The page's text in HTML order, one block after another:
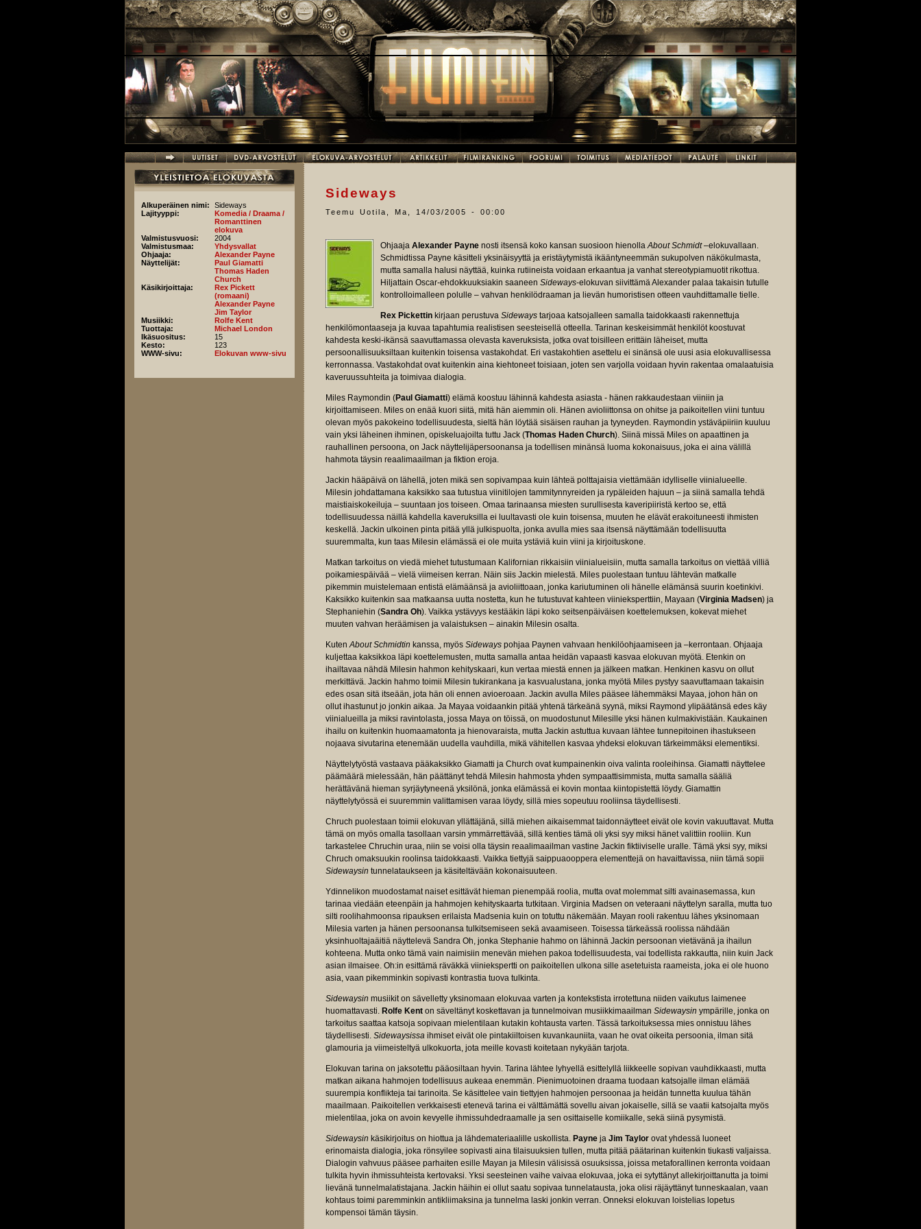
Alkuperäinen nimi:
Sideways
Lajityyppi:
Komedia / Draama /
Romanttinen
elokuva
Valmistusvuosi:
2004
Valmistusmaa:
Yhdysvallat
Ohjaaja:
Alexander Payne
Näyttelijät:
Paul Giamatti
Thomas Haden
Church
Käsikirjoittaja:
Rex Pickett
(romaani)
Alexander Payne
Jim Taylor
Musiikki:
Rolfe Kent
Tuottaja:
Michael London
Ikäsuositus:
15
Kesto:
123
WWW-sivu:
Elokuvan www-sivu
Sideways
Teemu Uotila Ma, 14/03/2005 - 00:00
Ohjaaja Alexander Payne nosti itsensä koko kansan suosioon hienollaAbout Schmidt–elokuvallaan.
Schmidtissa Payne käsitteli yksinäisyyttä ja eristäytymistä ikääntyneemmän sukupolven näkökulmasta,
mutta samalla halusi näyttää, kuinka rutiineista voidaan erkaantua ja vanhat stereotypiamuotit rikottua.
Hiljattain Oscar-ehdokkuuksiakin saaneen Sideways-elokuvan siivittämä Alexander palaa takaisin tutulle
kontrolloimalleen polulle – vahvan henkilödraaman ja lievän humoristisen otteen vauhdittamalle tielle.
Rex Pickettin kirjaan perustuva Sideways tarjoaa katsojalleen samalla taidokkaasti rakennettuja
henkilömontaaseja ja kuvaa tapahtumia realistisen seesteisellä otteella. Tarinan keskeisimmät henkilöt koostuvat
kahdesta keski-ikänsä saavuttamassa olevasta kaveruksista, jotka ovat toisilleen erittäin läheiset, mutta
persoonallisuuksiltaan kuitenkin toisensa vastakohdat. Eri vastakohtien asettelu ei sinänsä ole uusi asia elokuvallisessa
kerronnassa. Vastakohdat ovat kuitenkin aina kiehtoneet toisiaan, joten sen varjolla voidaan hyvin rakentaa omalaatuisia
kaveruussuhteita ja toimivaa dialogia.
Miles Raymondin (Paul Giamatti) elämä koostuu lähinnä kahdesta asiasta - hänen rakkaudestaan viiniin ja
kirjoittamiseen. Miles on enää kuori siitä, mitä hän aiemmin oli. Hänen avioliittonsa on ohitse ja paikoitellen viini tuntuu
olevan myös pakokeino todellisuudesta, sieltä hän löytää sisäisen rauhan ja tyyneyden. Raymondin ystäväpiiriin kuuluu
vain yksi läheinen ihminen, opiskeluajoilta tuttu Jack (Thomas Haden Church). Siinä missä Miles on apaattinen ja
rauhallinen persoona, on Jack näyttelijäpersoonansa ja todellisen minänsä luoma kokonaisuus, joka ei aina välillä
hahmota täysin reaalimaailman ja fiktion eroja.
Jackin hääpäivä on lähellä, joten mikä sen sopivampaa kuin lähteä polttajaisia viettämään idylliselle viinialueelle.
Milesin johdattamana kaksikko saa tutustua viinitilojen tammitynnyreiden ja rypäleiden hajuun – ja siinä samalla tehdä
maistiaiskokeiluja – suuntaan jos toiseen. Omaa tarinaansa miesten surullisesta kaveripiiristä kertoo se, että
todellisuudessa näillä kahdella kaveruksilla ei luultavasti ole kuin toisensa, muuten he elävät erakoituneesti ihmisten
keskellä. Jackin ulkoinen pinta pitää yllä julkispuolta, jonka avulla mies saa itsensä näyttämään todellisuutta
suuremmalta, kun taas Milesin elämässä ei ole muita ystäviä kuin viini ja kirjoituskone.
Matkan tarkoitus on viedä miehet tutustumaan Kalifornian rikkaisiin viinialueisiin, mutta samalla tarkoitus on viettää villiä
poikamiespäivää – vielä viimeisen kerran. Näin siis Jackin mielestä. Miles puolestaan tuntuu lähtevän matkalle
pikemmin muistelemaan entistä elämäänsä ja avioliittoaan, jonka kariutuminen oli hänelle elämänsä suurin koetinkivi.
Kaksikko kuitenkin saa matkaansa uutta nostetta, kun he tutustuvat kahteen viinieksperttiin, Mayaan (Virginia Madsen) ja
Stephaniehin (Sandra Oh). Vaikka ystävyys kestääkin läpi koko seitsenpäiväisen koettelemuksen, kokevat miehet
muuten vahvan heräämisen ja valaistuksen – ainakin Milesin osalta.
KutenAbout Schmidtin kanssa, myös Sideways pohjaa Paynen vahvaan henkilöohjaamiseen ja –kerrontaan. Ohjaaja
kuljettaa kaksikkoa läpi koettelemusten, mutta samalla antaa heidän vapaasti kasvaa elokuvan myötä. Etenkin on
ihailtavaa nähdä Milesin hahmon kehityskaari, kun vertaa miestä ennen ja jälkeen matkan. Henkinen kasvu on ollut
merkittävä. Jackin hahmo toimii Milesin tukirankana ja kasvualustana, jonka myötä Miles pystyy saavuttamaan takaisin
edes osan sitä itseään, jota hän oli ennen avioeroaan. Jackin avulla Miles pääsee lähemmäksi Mayaa, johon hän on
ollut ihastunut jo jonkin aikaa. Ja Mayaa voidaankin pitää yhtenä tärkeänä syynä, miksi Raymond ylipäätänsä edes käy
viinialueilla ja miksi ravintolasta, jossa Maya on töissä, on muodostunut Milesille yksi hänen kulmakivistään. Kaukainen
ihailu on kuitenkin huomaamatonta ja hienovaraista, mutta Jackin astuttua kuvaan lähtee tunnepitoinen ihastukseen
nojaava sivutarina etenemään uudella vauhdilla, mikä vähitellen kasvaa yhdeksi elokuvan tärkeimmäksi elementiksi.
Näyttelytyöstä vastaava pääkaksikko Giamatti ja Church ovat kumpainenkin oiva valinta rooleihinsa. Giamatti näyttelee
päämäärä mielessään, hän päättänyt tehdä Milesin hahmosta yhden sympaattisimmista, mutta samalla sääliä
herättävänä hieman syrjäytyneenä yksilönä, jonka elämässä ei kovin montaa kiintopistettä löydy. Giamattin
näyttelytyössä ei suuremmin valittamisen varaa löydy, sillä mies sopeutuu rooliinsa täydellisesti.
Chruch puolestaan toimii elokuvan yllättäjänä, sillä miehen aikaisemmat taidonnäytteet eivät ole kovin vakuuttavat. Mutta
tämä on myös omalla tasollaan varsin ymmärrettävää, sillä kenties tämä oli yksi syy miksi hänet valittiin rooliin. Kun
tarkastelee Chruchin uraa, niin se voisi olla täysin reaalimaailman vastine Jackin fiktiiviselle uralle. Tämä yksi syy, miksi
Chruch omaksuukin roolinsa taidokkaasti. Vaikka tiettyjä saippuaooppera elementtejä on havaittavissa, niin tämä sopii
Sidewaysin tunnelataukseen ja käsiteltävään kokonaisuuteen.
Ydinnelikon muodostamat naiset esittävät hieman pienempää roolia, mutta ovat molemmat silti avainasemassa, kun
tarinaa viedään eteenpäin ja hahmojen kehityskaarta tutkitaan. Virginia Madsen on veteraani näyttelyn saralla, mutta tuo
silti roolihahmoonsa ripauksen erilaista Madsenia kuin on totuttu näkemään. Mayan rooli rakentuu lähes yksinomaan
Milesia varten ja hänen persoonansa tulkitsemiseen sekä avaamiseen. Toisessa tärkeässä roolissa nähdään
yksinhuoltajaäitiä näyttelevä Sandra Oh, jonka Stephanie hahmo on lähinnä Jackin persoonan vietävänä ja ihailun
kohteena. Mutta onko tämä vain naimisiin menevän miehen pakoa todellisuudesta, vai todellista rakkautta, niin kuin Jack
asian ilmaisee. Oh:in esittämä räväkkä viiniekspertti on paikoitellen ulkona sille asetetuista raameista, joka ei ole huono
asia, vaan pikemminkin sopivasti kontrastia tuova tulkinta.
Sidewaysin musiikit on sävelletty yksinomaan elokuvaa varten ja kontekstista irrotettuna niiden vaikutus laimenee
huomattavasti. Rolfe Kent on säveltänyt koskettavan ja tunnelmoivan musiikkimaailman Sidewaysin ympärille, jonka on
tarkoitus saattaa katsoja sopivaan mielentilaan kutakin kohtausta varten. Tässä tarkoituksessa mies onnistuu lähes
täydellisesti. Sidewaysissa ihmiset eivät ole pintakiiltoisen kuvankauniita, vaan he ovat oikeita persoonia, ilman sitä
glamouria ja viimeisteltyä ulkokuorta, jota meille kovasti koitetaan nykyään tarjota.
Elokuvan tarina on jaksotettu pääosiltaan hyvin. Tarina lähtee lyhyellä esittelyllä liikkeelle sopivan vauhdikkaasti, mutta
matkan aikana hahmojen todellisuus aukeaa enemmän. Pienimuotoinen draama tuodaan katsojalle ilman elämää
suurempia konflikteja tai tarinoita. Se käsittelee vain tiettyjen hahmojen persoonaa ja heidän tunnetta kuulua tähän
maailmaan. Paikoitellen verkkaisesti etenevä tarina ei välttämättä sovellu aivan jokaiselle, sillä se vaatii katsojalta myös
mielentilaa, joka on avoin kevyelle ihmissuhdedraamalle ja sen osittaiselle komiikalle, sekä siinä pysymistä.
Sidewaysin käsikirjoitus on hiottua ja lähdemateriaalille uskollista. Payne ja Jim Taylor ovat yhdessä luoneet
erinomaista dialogia, joka rönsyilee sopivasti aina tilaisuuksien tullen, mutta pitää päätarinan kuitenkin tiukasti valjaissa.
Dialogin vahvuus pääsee parhaiten esille Mayan ja Milesin välisissä osuuksissa, joissa metaforallinen kerronta voidaan
tulkita hyvin ihmissuhteista kertovaksi. Yksi seesteinen vaihe vaivaa elokuvaa, joka ei sytyttänyt allekirjoittanutta ja toimi
lievänä tunnelmalatistajana. Jackin häihin ei ollut saatu sopivaa tunnelatausta, joka olisi räjäyttänyt tunneskaalan, vaan
kohtaus toimi paremminkin antikliimaksina ja tunnelma laski jonkin verran. Onneksi elokuvan loistelias lopetus
kompensoi tämän täysin.